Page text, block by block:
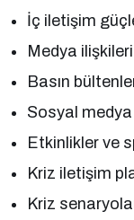
İç iletişim
Medya
Basın
Sosyal medya
Etkinlikler ve
Kriz iletişim
Kriz